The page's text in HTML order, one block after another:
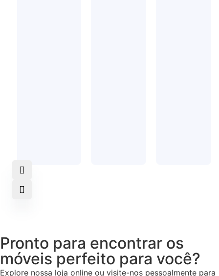
Pronto para encontrar os
móveis perfeito para você?
Explore nossa loja online ou visite-nos pessoalmente para